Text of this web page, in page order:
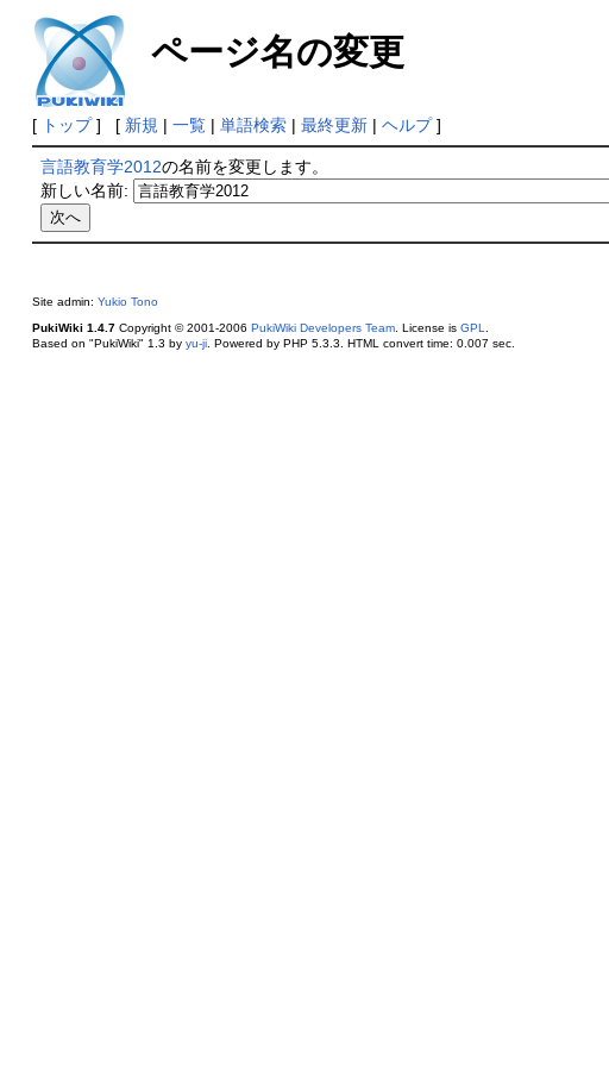
ページ名の変更
[ トップ] [ 新規 | 一覧| 単語検索| 最終更新| ヘルプ]
言語教育学2012の名前を変更します。
新しい名前:
Site admin: Yukio Tono
PukiWiki 1.4.7Copyright © 2001-2006 PukiWiki Developers Team. License is GPL
Based on "PukiWiki" 1.3 by yu-ji. Powered by PHP 5.3.3. HTML convert time: 0.007 sec.